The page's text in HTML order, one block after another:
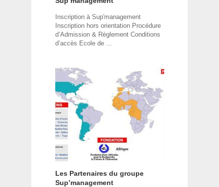
Inscription à Sup'management
Inscription hors orientation Procédure
d’Admission & Règlement Conditions
d’accès Ecole de ...
Les Partenaires du groupe
Sup’management